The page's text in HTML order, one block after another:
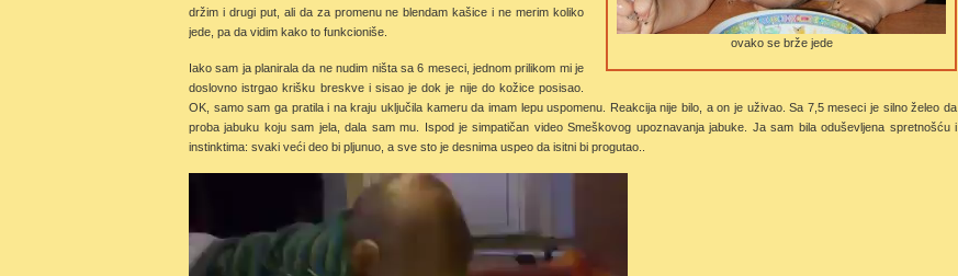
ovako se brže jede
držim i drugi put, ali da za promenu ne blendam kašice i ne merim koliko
jede, pa da vidim kako to funkcioniše.
Iako sam ja planirala da ne nudim ništa sa 6 meseci, jednom prilikom mi je
doslovno istrgao krišku breskve i sisao je dok je nije do kožice posisao.
OK, samo sam ga pratila i na kraju uključila kameru da imam lepu uspomenu. Reakcija nije bilo, a on je uživao. Sa 7,5 meseci je silno želeo da
proba jabuku koju sam jela, dala sam mu. Ispod je simpatičan video Smeškovog upoznavanja jabuke. Ja sam bila oduševljena spretnošću i
instinktima: svaki veći deo bi pljunuo, a sve sto je desnima uspeo da isitni bi progutao..